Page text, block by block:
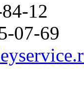
12
07-69